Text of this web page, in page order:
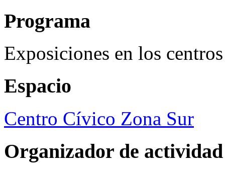
Programa
Exposiciones en los
Espacio
Centro Cívico Zona Sur
Organizador de actividad